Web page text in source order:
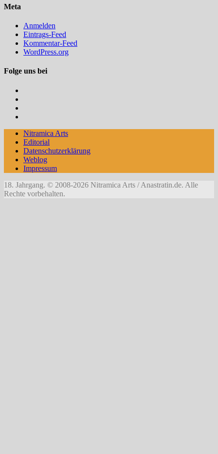
Meta
Anmelden
Eintrags-Feed
Kommentar-Feed
WordPress.org
Folge uns bei
DeviantArt
Nitramica Arts
Editorial
Datenschutzerklärung
Weblog
Impressum
18. Jahrgang. © 2008-2026 Nitramica Arts / Anastratin.de. Alle
Rechte vorbehalten.